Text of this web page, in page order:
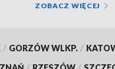
ZOBACZ WIĘCEJ
/ GORZÓW WLKP. /